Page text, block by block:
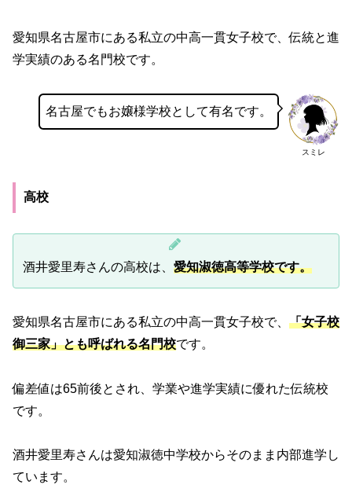
愛知県名古屋市にある私立の中高一貫女子校で、伝統と進
学実績のある名門校です。
スミレ
名古屋でもお嬢様学校として有名です。
高校
酒井愛里寿さんの高校は、 愛知淑徳高等学校です。
愛知県名古屋市にある私立の中高一貫女子校で、 「女子校
御三家」とも呼ばれる名門校です。
偏差値は65前後とされ、学業や進学実績に優れた伝統校
です。
酒井愛里寿さんは愛知淑徳中学校からそのまま内部進学し
ています。